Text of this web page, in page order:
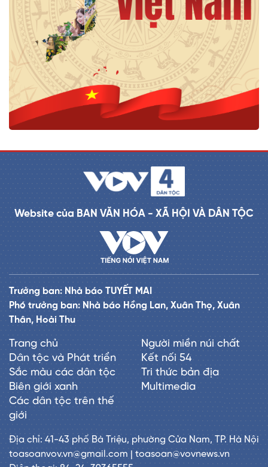
Website của BAN VĂN HÓA - XÃ HỘI VÀ DÂN TỘC
Trưởng ban: Nhà báo TUYẾT MAI
Phó trưởng ban: Nhà báo Hồng Lan, Xuân Thọ, Xuân
Thân, Hoài Thu
Trang chủ
Dân tộc và Phát triển
Sắc màu các dân tộc
Biên giới xanh
Các dân tộc trên thế
giới
Người miền núi chất
Kết nối 54
Tri thức bản địa
Multimedia
Địa chỉ: 41-43 phố Bà Triệu, phường Cửa Nam, TP. Hà Nội
toasoanvov.vn@gmail.com | toasoan@vovnews.vn